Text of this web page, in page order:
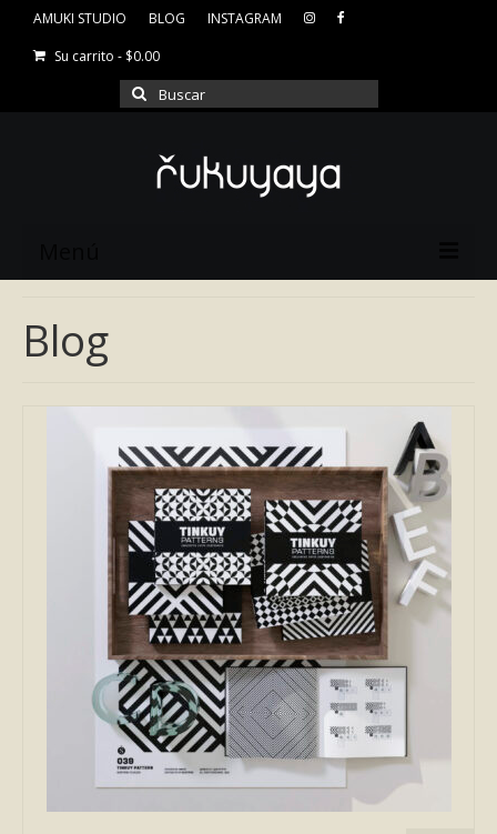
AMUKI STUDIO BLOG
INSTAGRAM
Su carrito - $0.00
Buscar
por:
BLOG
INSTAGRAM
Blog